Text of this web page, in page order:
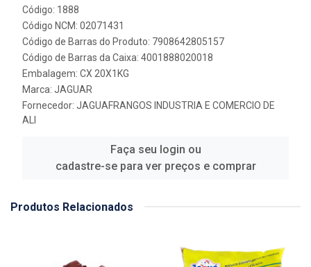
Código: 1888
Código NCM: 02071431
Código de Barras do Produto: 7908642805157
Código de Barras da Caixa: 4001888020018
Embalagem: CX 20X1KG
Marca: JAGUAR
Fornecedor: JAGUAFRANGOS INDUSTRIA E COMERCIO DE
ALI
Faça seu login ou
cadastre-se para ver preços e comprar
Produtos Relacionados